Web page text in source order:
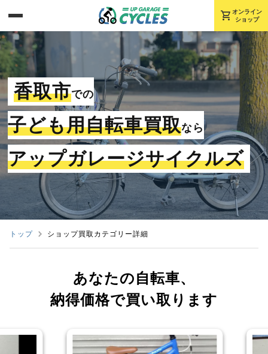
shopping_cart オンライン
ショップ
香取市での
子ども用自転車買取なら
アップガレージサイクルズ
トップ ショップ買取カテゴリー詳細
あなたの自転車、
納得価格で買い取ります